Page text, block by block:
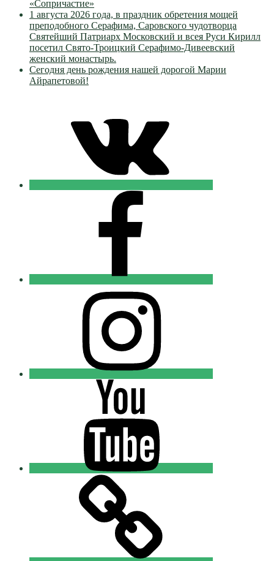
«Сопричастие»
1 августа 2026 года, в праздник обретения мощей
преподобного Серафима, Саровского чудотворца
Святейший Патриарх Московский и всея Руси Кирилл
посетил Свято-Троицкий Серафимо-Дивеевский
женский монастырь.
Сегодня день рождения нашей дорогой Марии
Айрапетовой!
Добровольцы
Православные
Добровольцы
Православные
Добровольцы